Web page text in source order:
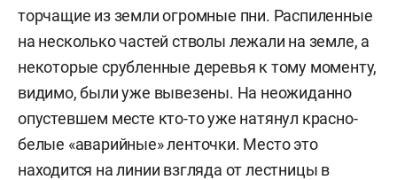
торчащие из земли огромные пни. Распиленные
на несколько частей стволы лежали на земле, а
некоторые срубленные деревья к тому моменту,
видимо, были уже вывезены. На неожиданно
опустевшем месте кто-то уже натянул красно-
белые «аварийные» ленточки. Место это
находится на линии взгляда от лестницы в